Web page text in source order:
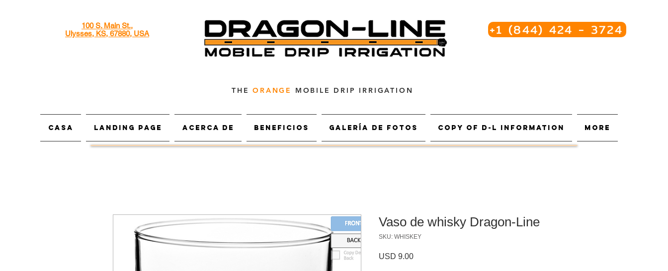
100 S. Main St.,
Ulysses, KS, 67880, USA
+1 (844) 424 - 3724
THEORANGE MOBILE DRIP IRRIGATION
Casa Landing Page Acerca de Beneficios Galería de fotos Copy of D-L Information More
Vaso de whisky Dragon-Line
SKU: WHISKEY
USD 9.00Precio